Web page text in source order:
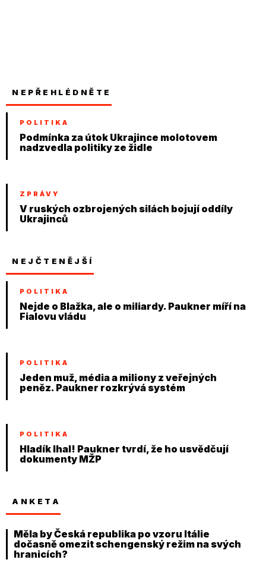
NEPŘEHLÉDNĚTE
POLITIKA
Podmínka za útok Ukrajince molotovem
nadzvedla politiky ze židle
ZPRÁVY
V ruských ozbrojených silách bojují oddíly
Ukrajinců
NEJČTENĚJŠÍ
POLITIKA
Nejde o Blažka, ale o miliardy. Paukner míří na
Fialovu vládu
POLITIKA
Jeden muž, média a miliony z veřejných
peněz. Paukner rozkrývá systém
POLITIKA
Hladík lhal! Paukner tvrdí, že ho usvědčují
dokumenty MŽP
ANKETA
Měla by Česká republika po vzoru Itálie
dočasně omezit schengenský režim na svých
hranicích?